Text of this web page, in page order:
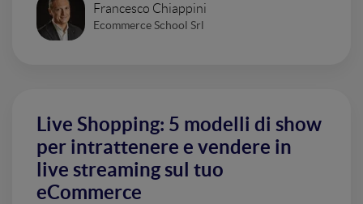
Francesco Chiappini
Ecommerce School Srl
Live Shopping: 5 modelli di show
per intrattenere e vendere in
live streaming sul tuo
eCommerce